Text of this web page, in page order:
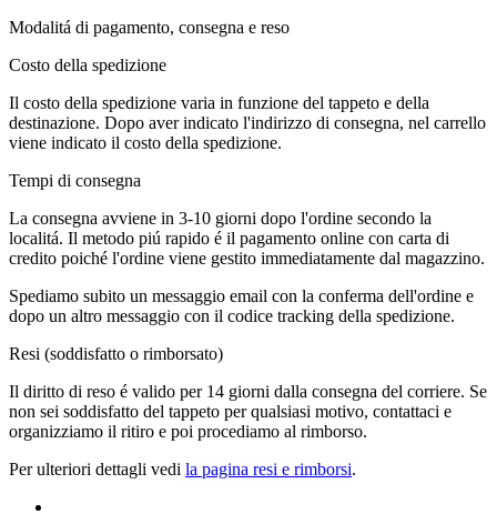
Modalitá di pagamento, consegna e reso
Costo della spedizione
Il costo della spedizione varia in funzione del tappeto e della
destinazione. Dopo aver indicato l'indirizzo di consegna, nel carrello
viene indicato il costo della spedizione.
Tempi di consegna
La consegna avviene in 3-10 giorni dopo l'ordine secondo la
localitá. Il metodo piú rapido é il pagamento online con carta di
credito poiché l'ordine viene gestito immediatamente dal magazzino.
Spediamo subito un messaggio email con la conferma dell'ordine e
dopo un altro messaggio con il codice tracking della spedizione.
Resi (soddisfatto o rimborsato)
Il diritto di reso é valido per 14 giorni dalla consegna del corriere. Se
non sei soddisfatto del tappeto per qualsiasi motivo, contattaci e
organizziamo il ritiro e poi procediamo al rimborso.
Per ulteriori dettagli vedi la pagina resi e rimborsi.